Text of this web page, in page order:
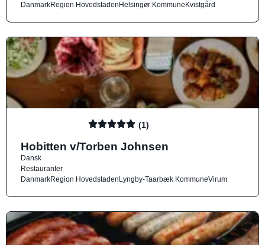
DanmarkRegion HovedstadenHelsingør KommuneKvistgård
(1)
Hobitten v/Torben Johnsen
Dansk
Restauranter
DanmarkRegion HovedstadenLyngby-Taarbæk KommuneVirum